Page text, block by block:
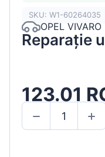
SKU: W1-60264035
OPEL
Reparație
123.01